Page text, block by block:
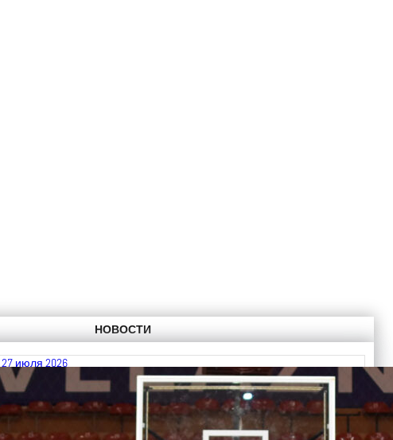
НОВОСТИ
27 июля 2026
Итоги FIBA U18 EuroBasket 2026, Division C
КалендарьТаблица Выберите Обзор Статистика Матч сыгран 0